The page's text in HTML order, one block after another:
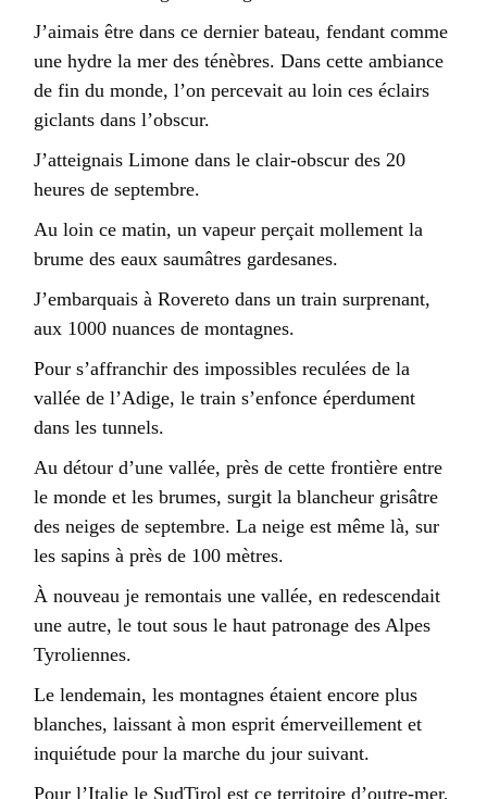
J’aimais être dans ce dernier bateau, fendant comme
une hydre la mer des ténèbres. Dans cette ambiance
de fin du monde, l’on percevait au loin ces éclairs
giclants dans l’obscur.
J’atteignais Limone dans le clair-obscur des 20
heures de septembre.
Au loin ce matin, un vapeur perçait mollement la
brume des eaux saumâtres gardesanes.
J’embarquais à Rovereto dans un train surprenant,
aux 1000 nuances de montagnes.
Pour s’affranchir des impossibles reculées de la
vallée de l’Adige, le train s’enfonce éperdument
dans les tunnels.
Au détour d’une vallée, près de cette frontière entre
le monde et les brumes, surgit la blancheur grisâtre
des neiges de septembre. La neige est même là, sur
les sapins à près de 100 mètres.
À nouveau je remontais une vallée, en redescendait
une autre, le tout sous le haut patronage des Alpes
Tyroliennes.
Le lendemain, les montagnes étaient encore plus
blanches, laissant à mon esprit émerveillement et
inquiétude pour la marche du jour suivant.
Pour l’Italie le SudTirol est ce territoire d’outre-mer,